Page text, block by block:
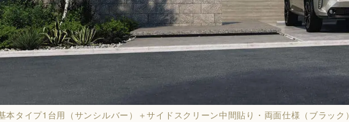
本タイプ1台用（サンシルバー）＋サイドスクリーン中間貼り・両面仕様（ブラック）